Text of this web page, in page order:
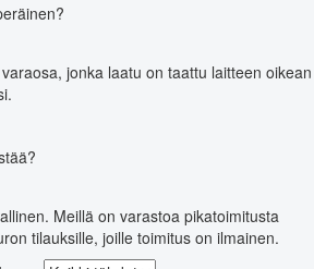
jonka laatu on taattu laitteen oikean
Meillä on varastoa pikatoimitusta
tilauksille, joille toimitus on ilmainen.